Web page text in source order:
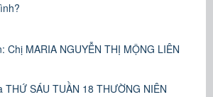
Chị MARIA NGUYỄN THỊ MỘNG LIÊN
THỨ SÁU TUẦN 18 THƯỜNG NIÊN